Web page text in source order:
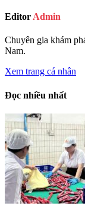
Editor Admin
Chuyên gia khám
Nam.
Xem trang cá nhân
Đọc nhiều nhất